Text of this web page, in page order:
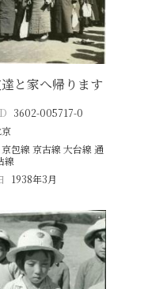
と家へ帰ります
3602-005717-0
京包線 京古線 大台線 通
線
1938年3月